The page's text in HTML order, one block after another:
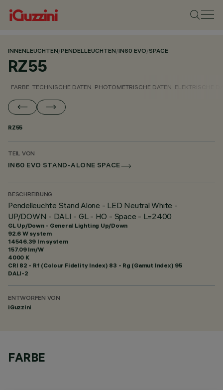
INNENLEUCHTEN/PENDELLEUCHTEN/IN60 EVO/SPACE
RZ55
FARBE TECHNISCHE DATEN PHOTOMETRISCHE DATEN ELEKTRISCHE
RZ55
TEIL VON
IN60 EVO STAND-ALONE SPACE
BESCHREIBUNG
Pendelleuchte Stand Alone - LED Neutral White -
UP/DOWN - DALI - GL - HO - Space - L=2400
GL Up/Down - General Lighting Up/Down
92.6 W system
14546.39 lm system
157.09 lm/W
4000 K
CRI 82 - Rf (Colour Fidelity Index) 83 - Rg (Gamut Index) 95
DALI-2
ENTWORFEN VON
iGuzzini
FARBE